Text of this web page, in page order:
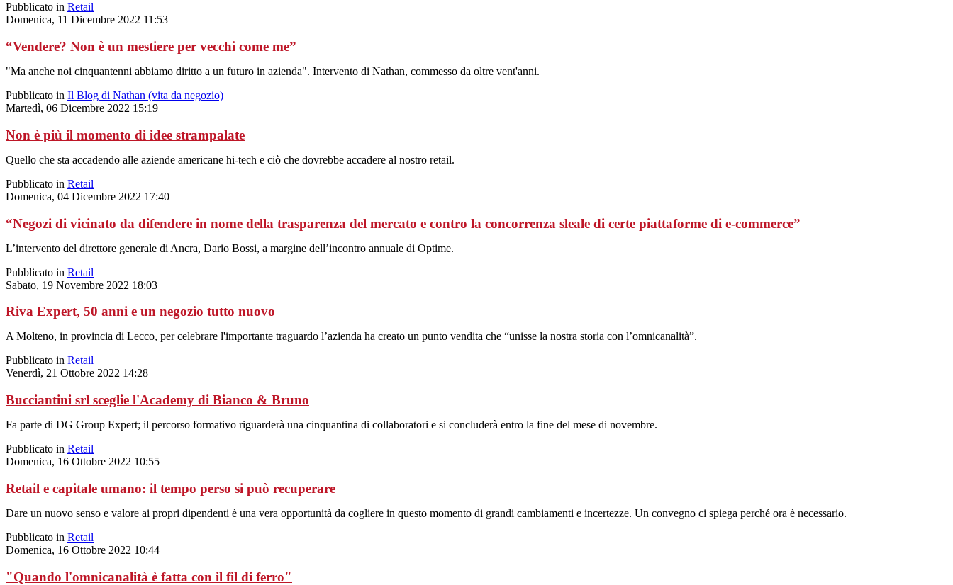
Pubblicato in Retail
Domenica, 11 Dicembre 2022 11:53
“Vendere? Non è un mestiere per vecchi come me”
"Ma anche noi cinquantenni abbiamo diritto a un futuro in azienda". Intervento di Nathan, commesso da oltre vent'anni.
Pubblicato in Il Blog di Nathan (vita da negozio)
Martedì, 06 Dicembre 2022 15:19
Non è più il momento di idee strampalate
Quello che sta accadendo alle aziende americane hi-tech e ciò che dovrebbe accadere al nostro retail.
Pubblicato in Retail
Domenica, 04 Dicembre 2022 17:40
“Negozi di vicinato da difendere in nome della trasparenza del mercato e contro la concorrenza sleale di certe piattaforme di e-commerce”
L’intervento del direttore generale di Ancra, Dario Bossi, a margine dell’incontro annuale di Optime.
Pubblicato in Retail
Sabato, 19 Novembre 2022 18:03
Riva Expert, 50 anni e un negozio tutto nuovo
A Molteno, in provincia di Lecco, per celebrare l'importante traguardo l’azienda ha creato un punto vendita che “unisse la nostra storia con l’omnicanalità”.
Pubblicato in Retail
Venerdì, 21 Ottobre 2022 14:28
Bucciantini srl sceglie l'Academy di Bianco & Bruno
Fa parte di DG Group Expert; il percorso formativo riguarderà una cinquantina di collaboratori e si concluderà entro la fine del mese di novembre.
Pubblicato in Retail
Domenica, 16 Ottobre 2022 10:55
Retail e capitale umano: il tempo perso si può recuperare
Dare un nuovo senso e valore ai propri dipendenti è una vera opportunità da cogliere in questo momento di grandi cambiamenti e incertezze. Un convegno ci spiega perché ora è necessario.
Pubblicato in Retail
Domenica, 16 Ottobre 2022 10:44
"Quando l'omnicanalità è fatta con il fil di ferro"